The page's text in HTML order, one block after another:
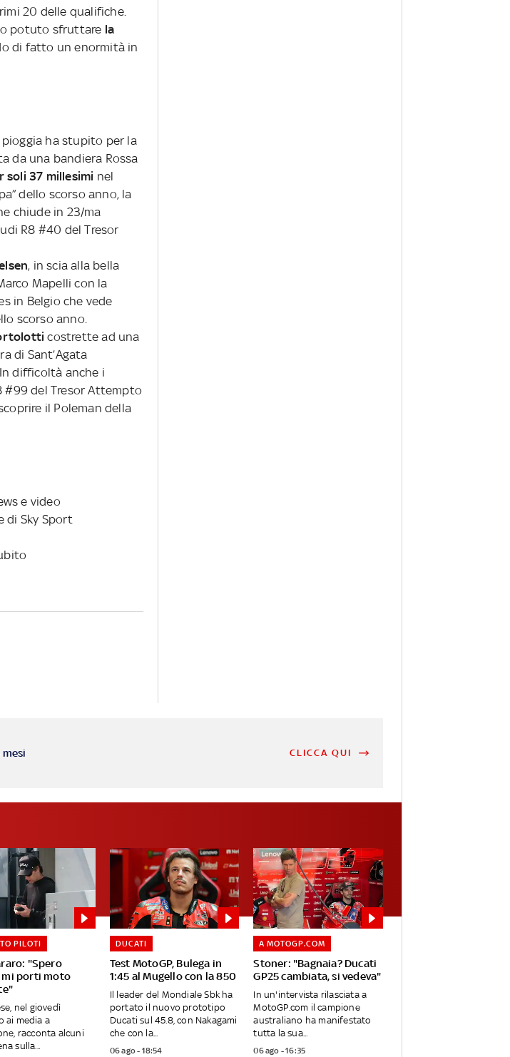
20 delle qualifiche.
potuto sfruttare la
di fatto un enormità in
ha stupito per la
da una bandiera Rossa
soli 37 millesimi nel
dello scorso anno, la
chiude in 23/ma
R8 #40 del Tresor
, in scia alla bella
Mapelli con la
in Belgio che vede
scorso anno.
costrette ad una
di Sant’Agata
difficoltà anche i
#99 del Tresor Attempto
il Poleman della
e video
di Sky Sport
mesi CLICCA QUI
"Spero
mi porti moto
PILOTI
nel giovedì
ai media a
racconta alcuni
sulla...
Test MotoGP, Bulega in
1:45 al Mugello con la 850
DUCATI
Il leader del Mondiale Sbk ha
portato il nuovo prototipo
Ducati sul 45.8, con Nakagami
che con la...
06 ago - 18:54
Stoner: "Bagnaia? Ducati
GP25 cambiata, si vedeva"
A MOTOGP.COM
In un'intervista rilasciata a
MotoGP.com il campione
australiano ha manifestato
tutta la sua...
06 ago - 16:35